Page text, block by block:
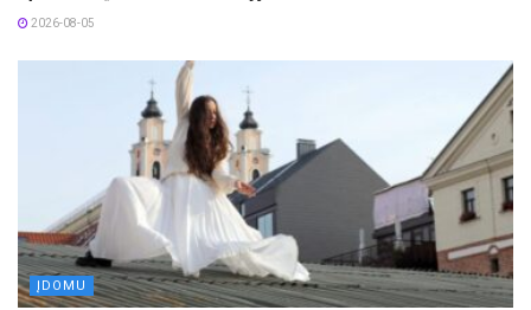
2026-08-05
ĮDOMU